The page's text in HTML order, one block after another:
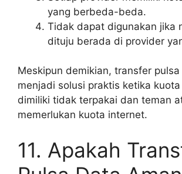
yang berbeda-beda.
Tidak dapat digunakan jika
dituju berada di provider
Meskipun demikian, transfer
menjadi solusi praktis ketika
dimiliki tidak terpakai dan teman
memerlukan kuota internet.
11. Apakah